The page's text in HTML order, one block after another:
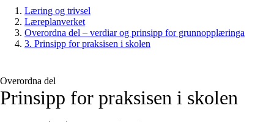
Læring og trivsel
Læreplanverket
Overordna del – verdiar og prinsipp for grunnopplæringa
3. Prinsipp for praksisen i skolen
Overordna del
Prinsipp for praksisen i skolen